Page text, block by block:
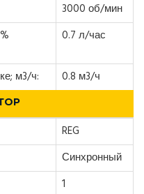
3000 об/мин
0.7 л/час
м3/ч: 0.8 м3/ч
REG
Синхронный
1